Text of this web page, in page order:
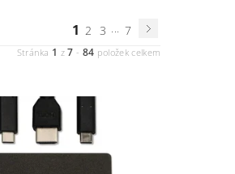
1 2 3 ... 7
Stránka 1 z7 - 84 položek celkem